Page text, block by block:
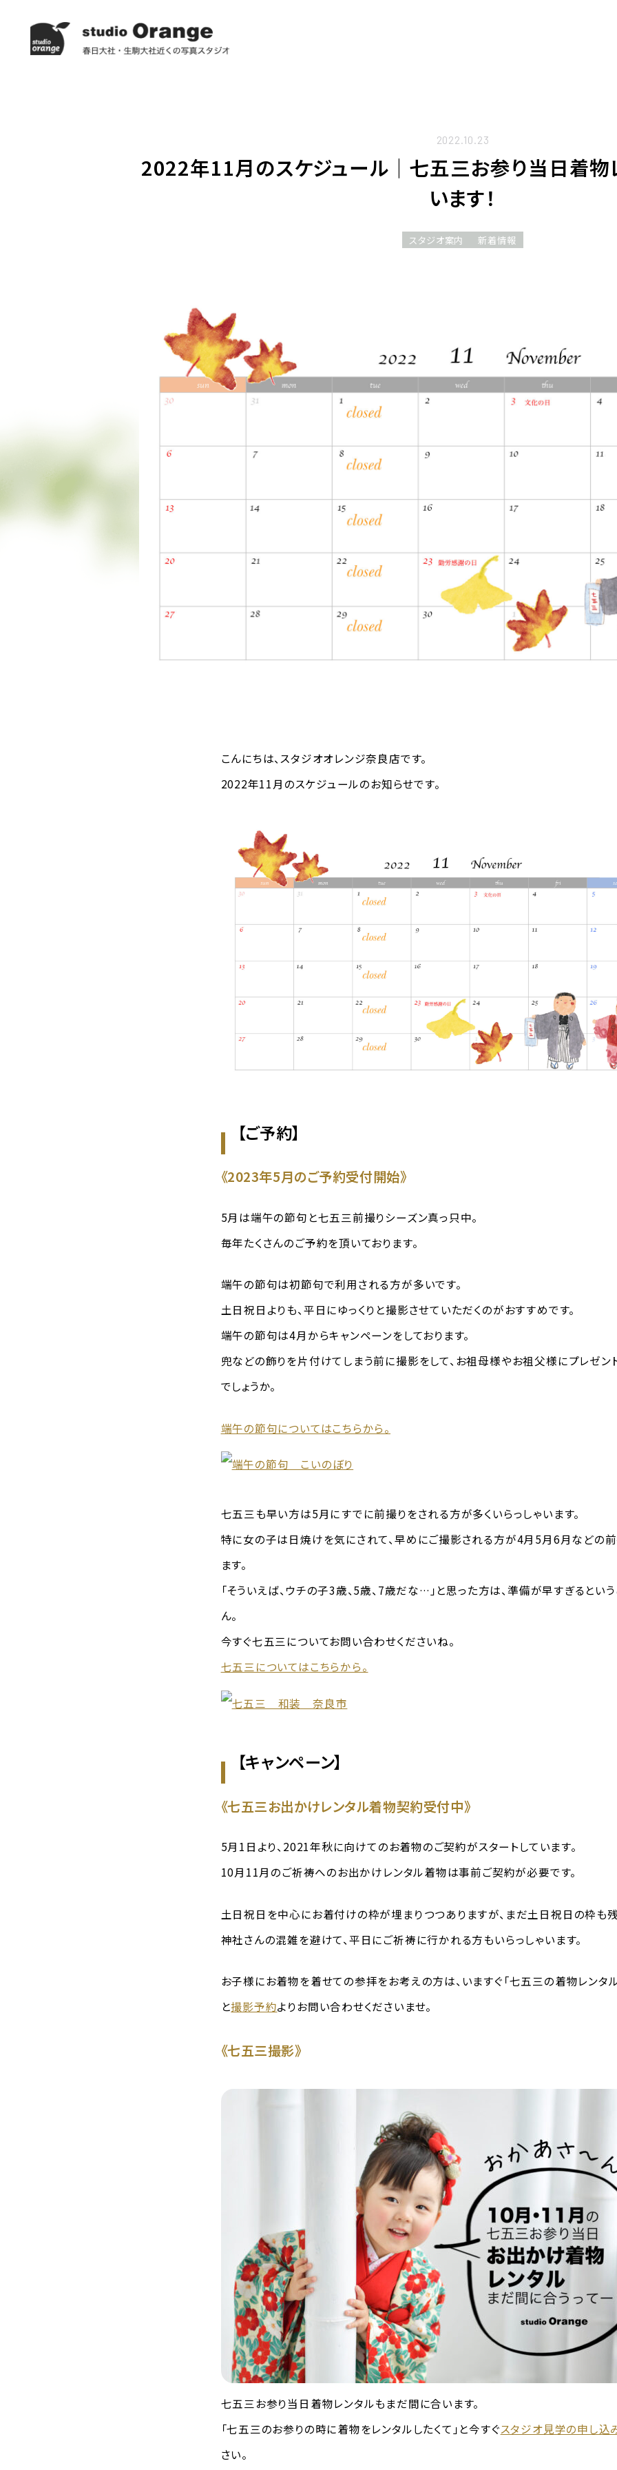
2022.10.23
2022年11月のスケジュール｜七五三お参り当日着物
います！
スタジオ案内 新着情報
こんにちは、スタジオオレンジ奈良店です。
2022年11月のスケジュールのお知らせです。
【ご予約】
《2023年5月のご予約受付開始》
5月は端午の節句と七五三前撮りシーズン真っ只中。
毎年たくさんのご予約を頂いております。
端午の節句は初節句で利用される方が多いです。
土日祝日よりも、平日にゆっくりと撮影させていただくのがおすすめです。
端午の節句は4月からキャンペーンをしております。
兜などの飾りを片付けてしまう前に撮影をして、お祖母様やお祖父様にプレゼン
でしょうか。
端午の節句についてはこちらから。
七五三も早い方は5月にすでに前撮りをされる方が多くいらっしゃいます。
特に女の子は日焼けを気にされて、早めにご撮影される方が4月5月6月などの
ます。
「そういえば、ウチの子3歳、5歳、7歳だな…」と思った方は、準備が早すぎるとい
ん。
今すぐ七五三についてお問い合わせくださいね。
七五三についてはこちらから。
【キャンペーン】
《七五三お出かけレンタル着物契約受付中》
5月1日より、2021年秋に向けてのお着物のご契約がスタートしています。
10月11月のご祈祷へのお出かけレンタル着物は事前ご契約が必要です。
土日祝日を中心にお着付けの枠が埋まりつつありますが、まだ土日祝日の枠も残
神社さんの混雑を避けて、平日にご祈祷に行かれる方もいらっしゃいます。
お子様にお着物を着せての参拝をお考えの方は、いますぐ「七五三の着物レンタ
と撮影予約よりお問い合わせくださいませ。
《七五三撮影》
七五三お参り当日着物レンタルもまだ間に合います。
「七五三のお参りの時に着物をレンタルしたくて」と今すぐスタジオ見学の申し込
さい。